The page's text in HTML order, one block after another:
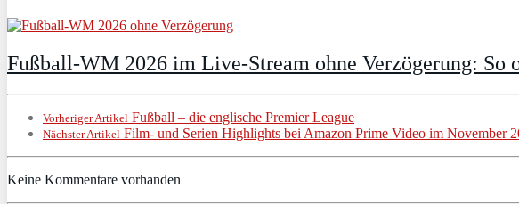
Fußball-WM 2026 im Live-Stream ohne Verzögerung: So
Vorheriger Artikel Fußball – die englische Premier League
Nächster Artikel Film- und Serien Highlights bei Amazon Prime Video im November
Keine Kommentare vorhanden